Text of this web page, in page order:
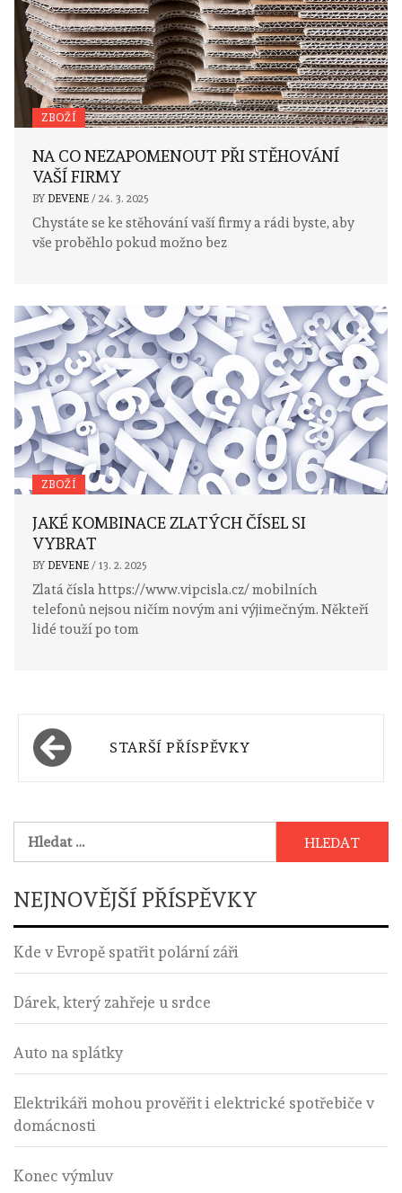
ZBOŽÍ
NA CO NEZAPOMENOUT PŘI STĚHOVÁNÍ
VAŠÍ FIRMY
BY DEVENE / 24. 3. 2025
Chystáte se ke stěhování vaší firmy a rádi byste, aby
vše proběhlo pokud možno bez
ZBOŽÍ
JAKÉ KOMBINACE ZLATÝCH ČÍSEL SI
VYBRAT
BY DEVENE / 13. 2. 2025
Zlatá čísla https://www.vipcisla.cz/ mobilních
telefonů nejsou ničím novým ani výjimečným. Někteří
lidé touží po tom
Navigace
pro
STARŠÍ PŘÍSPĚVKY
Vyhledávání
NEJNOVĚJŠÍ PŘÍSPĚVKY
Kde v Evropě spatřit polární záři
Dárek, který zahřeje u srdce
Auto na splátky
Elektrikáři mohou prověřit i elektrické spotřebiče v
domácnosti
Konec výmluv